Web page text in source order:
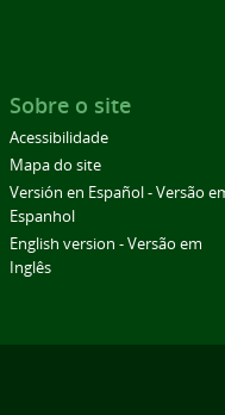
Sobre o site
Acessibilidade
Mapa do site
Versión en Español - Versão
Espanhol
English version - Versão em
Inglês